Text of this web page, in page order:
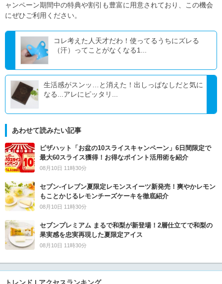
ャンペーン期間中の特典や割引も豊富に用意されており、この機会
にぜひご利用ください。
コレ考えた人天才だわ！使ってるうちにズレる
（汗）ってことがなくなる1...
生活感がスンッ…と消えた！出しっぱなしだと気に
なる...アレにピッタリ...
あわせて読みたい記事
ピザハット「お盆の10スライスキャンペーン」6日間限定で
最大60スライス獲得！お得なポイント活用術を紹介
08月10日 11時30分
セブン‐イレブン夏限定レモンスイーツ新発売！爽やかレモン
もことかじるレモンチーズケーキを徹底紹介
08月10日 11時30分
セブンプレミアム まるで和梨が新登場！2層仕立てで和梨の
果実感を忠実再現した夏限定アイス
08月10日 11時30分
トレンド | アクセスランキング